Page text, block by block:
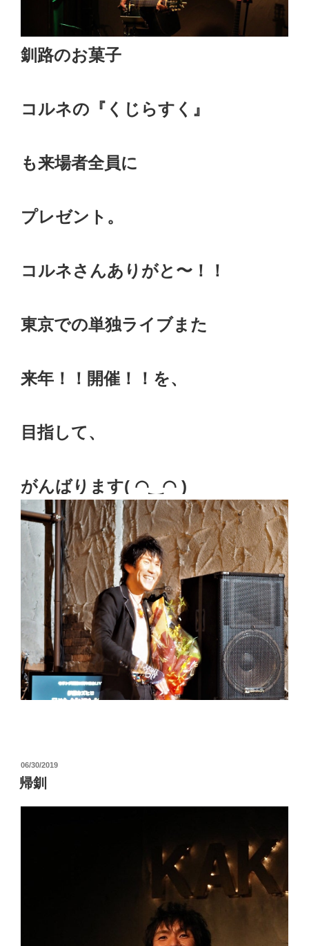
釧路のお菓子
コルネの『くじらすく』
も来場者全員に
プレゼント。
コルネさんありがと〜！！
東京での単独ライブまた
来年！！開催！！を、
目指して、
がんばります( ◠‿◠ )
投
稿
日:
06/30/2019
帰釧